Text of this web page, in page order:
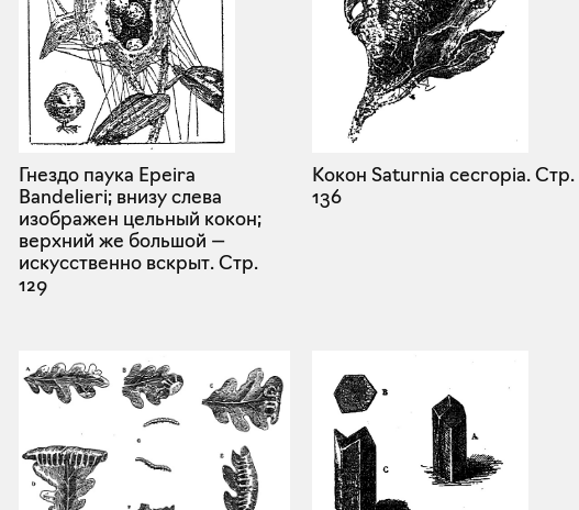
Гнездо паука Epeira
Bandelieri; внизу слева
изображен цельный кокон;
верхний же большой —
искусственно вскрыт.Стр.
129
Кокон Saturnia cecropia.Стр.
136